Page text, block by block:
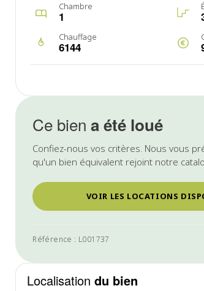
Chambre
1
Chauffage
6144
Ce biena été loué
Confiez-nous vos critères. Nous vous
qu'un bien équivalent rejoint notre
VOIR LES LOCATIONS
Référence : L001737
Localisationdu bien